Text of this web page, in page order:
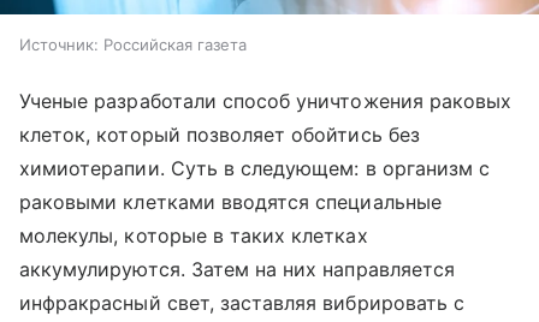
Источник: Российская газета
Ученые разработали способ уничтожения раковых
клеток, который позволяет обойтись без
химиотерапии. Суть в следующем: в организм с
раковыми клетками вводятся специальные
молекулы, которые в таких клетках
аккумулируются. Затем на них направляется
инфракрасный свет, заставляя вибрировать с